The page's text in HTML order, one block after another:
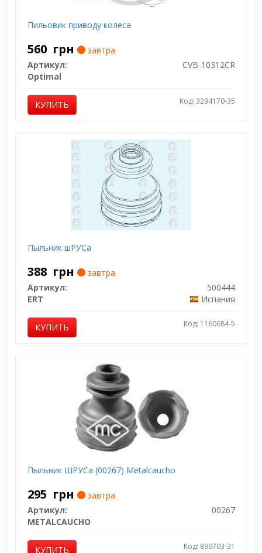
Пильовик приводу колеса
560 грн
завтра
Артикул:
CVB-10312CR
Optimal
КУПИТЬ Код: 3294170-35
Пыльник шРУСа
388 грн
завтра
Артикул:
500444
ERT
Испания
КУПИТЬ Код: 1160684-5
Пыльник ШРУСа (00267) Metalcaucho
295 грн
завтра
Артикул:
00267
METALCAUCHO
КУПИТЬ Код: 899703-31